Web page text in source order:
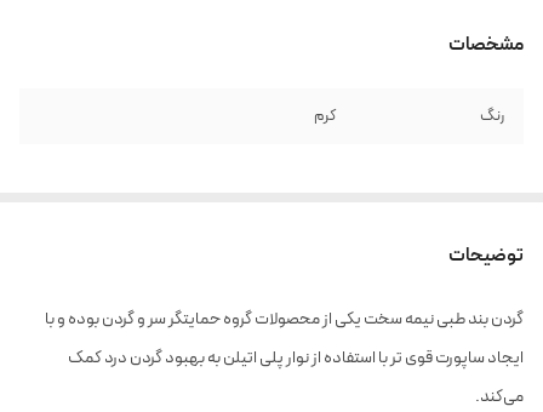
مشخصات
رنگ کرم
توضیحات
گردن بند طبی نیمه سخت یکی از محصولات گروه حمایتگر سر و گردن بوده و با
ایجاد ساپورت قوی تر با استفاده از نوار پلی اتیلن به بهبود گردن درد کمک
می‌کند.